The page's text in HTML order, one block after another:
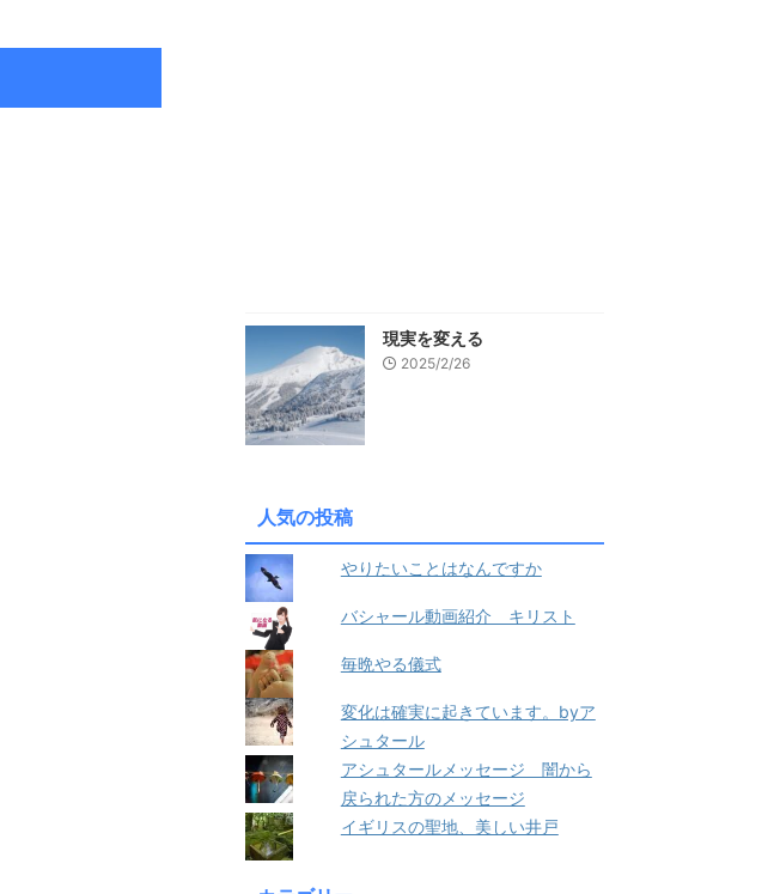
現実を変える
2025/2/26
人気の投稿
やりたいことはなんですか
バシャール動画紹介 キリスト
毎晩やる儀式
変化は確実に起きています。byア
シュタール
アシュタールメッセージ 闇から
戻られた方のメッセージ
イギリスの聖地、美しい井戸